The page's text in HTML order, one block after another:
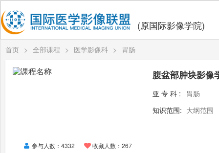
(原国际影像学院)
首页 > 全部课程 > 医学影像科 > 胃肠
参与人数：4332 收藏人数：267
腹盆部肿块影像
亚专科:
胃肠
知识范围: 大纲范围